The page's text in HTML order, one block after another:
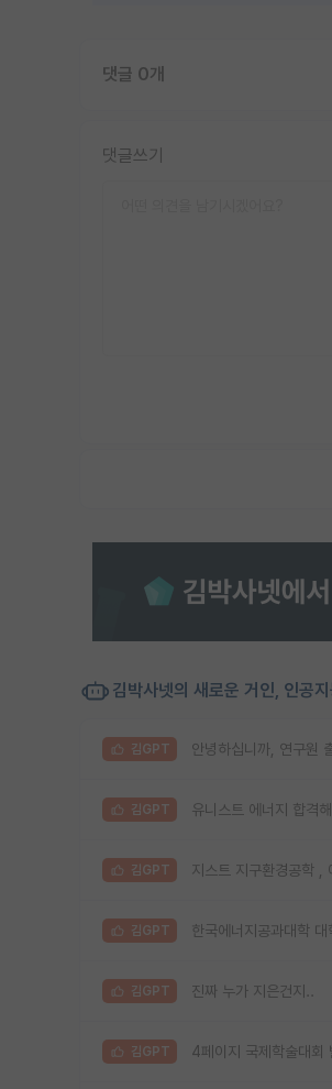
댓글 0개
댓글쓰기
김박사넷의 새로운 거인, 인공
김GPT 안녕하십니까, 연구원
김GPT 유니스트 에너지 합격
김GPT 지스트 지구환경공학 ,
김GPT 한국에너지공과대학 대
김GPT 진짜 누가 지은건지..
김GPT 4페이지 국제학술대회